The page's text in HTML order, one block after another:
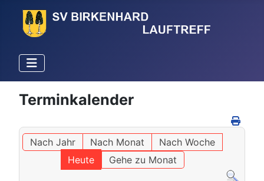
Terminkalender
Nach Jahr Nach Monat
Nach Woche
Heute
Gehe zu Monat